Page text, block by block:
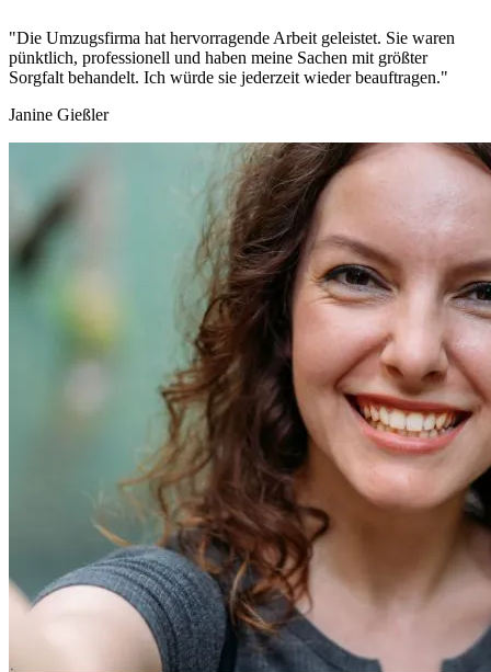
"Die Umzugsfirma hat hervorragende Arbeit geleistet. Sie waren
pünktlich, professionell und haben meine Sachen mit größter
Sorgfalt behandelt. Ich würde sie jederzeit wieder beauftragen."
Janine Gießler